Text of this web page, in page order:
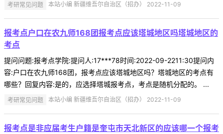
考研常见问题 本站小编 新疆维吾尔自治区（招办） 2022-11-09
报考点户口在农九师168团报考点应该塔城地区吗塔城地区的
考点
提问问题:报考点学院:提问人:17***78时间:2022-09-2211:30提问内
容:户口在农九师168团，报考点应该塔城地区吗？塔城地区的考点有
哪些？回复内容:是的，应选择塔城报考点，考点是随机分配的。 ...
考研常见问题 本站小编 新疆维吾尔自治区（招办） 2022-11-09
报考点是非应届考生户籍是奎屯市天北新区的应该哪一个报考